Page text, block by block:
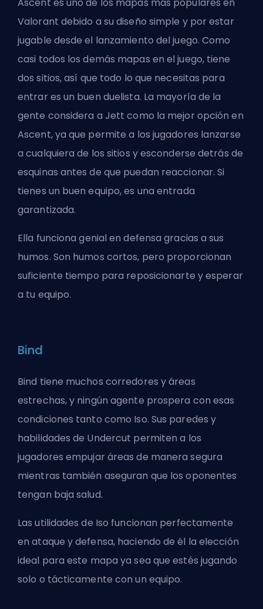
Ascent es uno de los mapas más populares en
Valorant debido a su diseño simple y por estar
jugable desde el lanzamiento del juego. Como
casi todos los demás mapas en el juego, tiene
dos sitios, así que todo lo que necesitas para
entrar es un buen duelista. La mayoría de la
gente considera a Jett como la mejor opción en
Ascent, ya que permite a los jugadores lanzarse
a cualquiera de los sitios y esconderse detrás de
esquinas antes de que puedan reaccionar. Si
tienes un buen equipo, es una entrada
garantizada.
Ella funciona genial en defensa gracias a sus
humos. Son humos cortos, pero proporcionan
suficiente tiempo para reposicionarte y esperar
a tu equipo.
Bind
Bind tiene muchos corredores y áreas
estrechas, y ningún agente prospera con esas
condiciones tanto como Iso. Sus paredes y
habilidades de Undercut permiten a los
jugadores empujar áreas de manera segura
mientras también aseguran que los oponentes
tengan baja salud.
Las utilidades de Iso funcionan perfectamente
en ataque y defensa, haciendo de él la elección
ideal para este mapa ya sea que estés jugando
solo o tácticamente con un equipo.